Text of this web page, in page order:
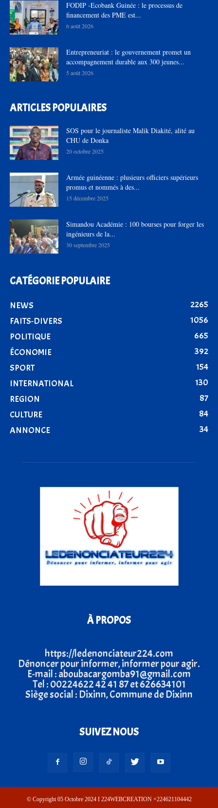
FODIP -Ecobank Guinée : le processus de
financement des PME est...
6 août 2026
Entrepreneuriat : le gouvernement promet un
accompagnement durable aux 300 jeunes...
5 août 2026
ARTICLES POPULAIRES
SOS pour le journaliste Malik Diakité, alité au
CHU de Donka
20 octobre 2025
Armée guinéenne : plusieurs officiers supérieurs
promus et nommés à des...
15 décembre 2025
Simandou Académie : 100 bourses pour forger les
ingénieurs de la...
30 septembre 2025
CATÉGORIE POPULAIRE
NEWS
2265
FAITS-DIVERS
1056
POLITIQUE
665
ÉCONOMIE
392
SPORT
154
INTERNATIONAL
130
REGION
87
CULTURE
84
ANNONCE
34
À PROPOS
https://ledenonciateur224.com
Dénoncer pour informer, informer pour agir.
E-mail : aboubacargomba91@gmail.com
Tel : 00224622 42 41 87 et 626634101
Siège social : Dixinn, Commune de Dixinn
SUIVEZ NOUS
© Copyright 05 Octobre 2024 I 224WEBCREATION +224621104442